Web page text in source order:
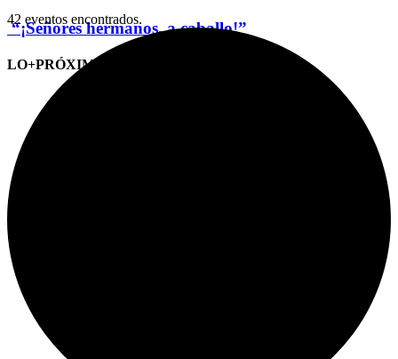
“¡Señores hermanos, a caballo!”
LO+PRÓXIMO (CITAS)
42 eventos encontrados.